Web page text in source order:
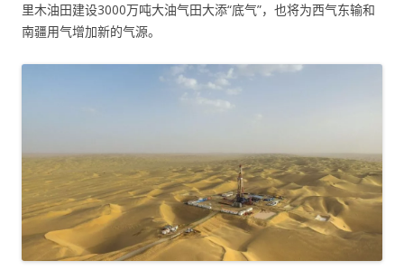
里木油田建设3000万吨大油气田大添“底气”，也将为西气东输和
南疆用气增加新的气源。